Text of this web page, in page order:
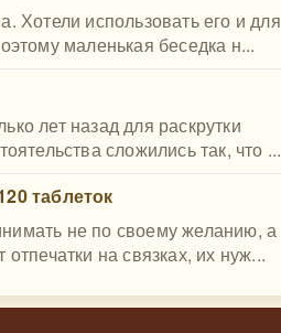
Хотели использовать его и для
маленькая беседка н...
лет назад для раскрутки
сложились так, что ...
таблеток
не по своему желанию, а
на связках, их нуж...